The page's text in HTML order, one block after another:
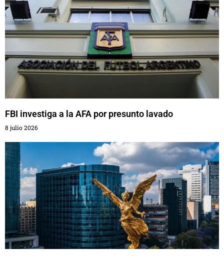
FBI investiga a la AFA por presunto lavado
8 julio 2026